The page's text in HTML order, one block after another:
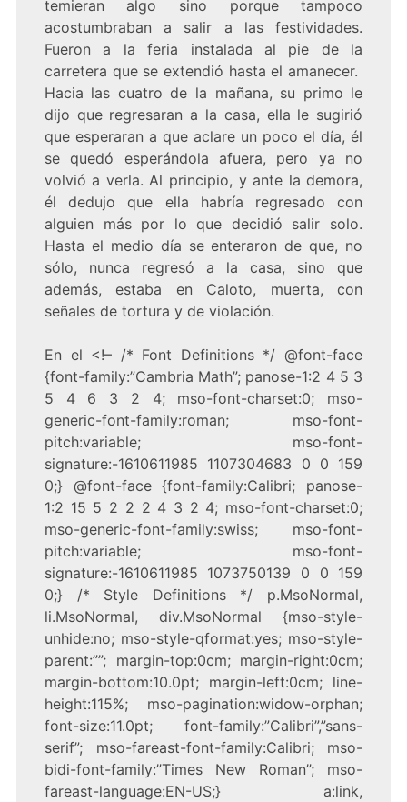
temieran algo sino porque tampoco
acostumbraban a salir a las festividades.
Fueron a la feria instalada al pie de la
carretera que se extendió hasta el amanecer.
Hacia las cuatro de la mañana, su primo le
dijo que regresaran a la casa, ella le sugirió
que esperaran a que aclare un poco el día, él
se quedó esperándola afuera, pero ya no
volvió a verla. Al principio, y ante la demora,
él dedujo que ella habría regresado con
alguien más por lo que decidió salir solo.
Hasta el medio día se enteraron de que, no
sólo, nunca regresó a la casa, sino que
además, estaba en Caloto, muerta, con
señales de tortura y de violación.
En el <!– /* Font Definitions */ @font-face
{font-family:”Cambria Math”; panose-1:2 4 5 3
5 4 6 3 2 4; mso-font-charset:0; mso-
generic-font-family:roman; mso-font-
pitch:variable; mso-font-
signature:-1610611985 1107304683 0 0 159
0;} @font-face {font-family:Calibri; panose-
1:2 15 5 2 2 2 4 3 2 4; mso-font-charset:0;
mso-generic-font-family:swiss; mso-font-
pitch:variable; mso-font-
signature:-1610611985 1073750139 0 0 159
0;} /* Style Definitions */ p.MsoNormal,
li.MsoNormal, div.MsoNormal {mso-style-
unhide:no; mso-style-qformat:yes; mso-style-
parent:””; margin-top:0cm; margin-right:0cm;
margin-bottom:10.0pt; margin-left:0cm; line-
height:115%; mso-pagination:widow-orphan;
font-size:11.0pt; font-family:”Calibri”,”sans-
serif”; mso-fareast-font-family:Calibri; mso-
bidi-font-family:”Times New Roman”; mso-
fareast-language:EN-US;} a:link,